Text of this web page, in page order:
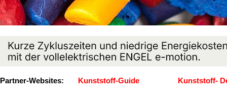
Partner-Websites: Kunststoff-Guide Kunststoff-